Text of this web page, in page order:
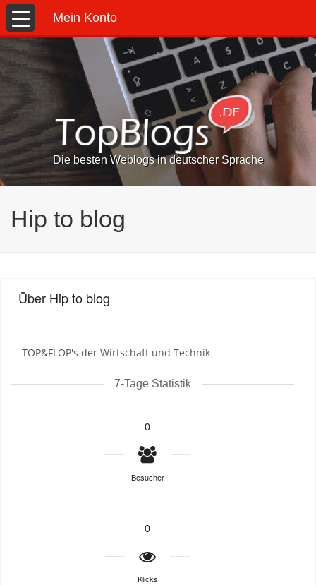
Mein Konto
Die besten Weblogs in deutscher Sprache
Hip to blog
Über Hip to blog
TOP&FLOP's der Wirtschaft und Technik
7-Tage Statistik
0
Besucher
0
Klicks